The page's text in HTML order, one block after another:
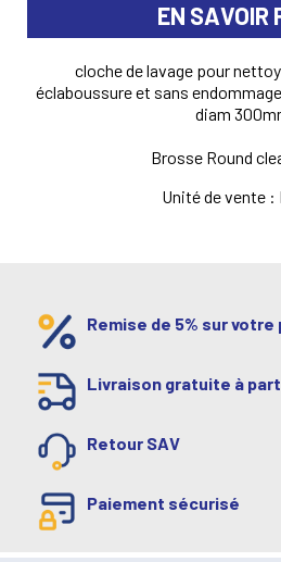
EN SAVOIR
cloche de lavage pour
éclaboussure et sans
diam
Brosse Round
Unité de vente :
Remise de 5% sur
Livraison gratuite à
Retour SAV
Paiement sécurisé